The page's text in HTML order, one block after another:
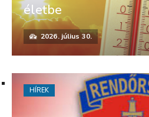
életbe
2026. július 30.
HÍREK